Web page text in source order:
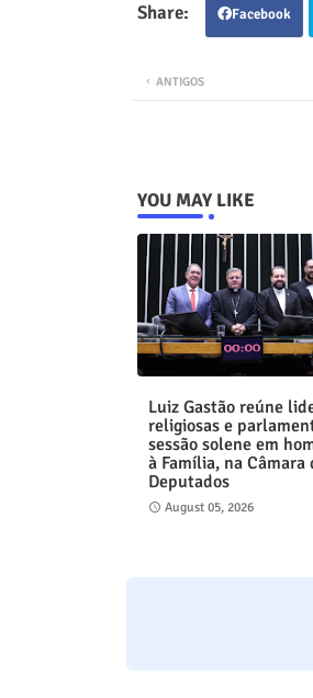
Facebook
ANTIGOS
YOU MAY LIKE
Luiz Gastão reúne
religiosas e
sessão solene em
à Família, na Câmara
Deputados
August 05, 2026